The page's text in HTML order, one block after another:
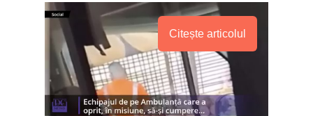
Citește articolul